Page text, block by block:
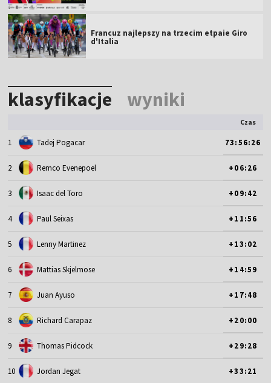
Francuz najlepszy na trzecim etpaie Giro
d'Italia
klasyfikacje wyniki
Czas
1 Tadej Pogacar 73:56:26
2 Remco Evenepoel +06:26
3 Isaac del Toro +09:42
4 Paul Seixas +11:56
5 Lenny Martinez +13:02
6 Mattias Skjelmose +14:59
7 Juan Ayuso +17:48
8 Richard Carapaz +20:00
9 Thomas Pidcock +29:28
10 Jordan Jegat +33:21